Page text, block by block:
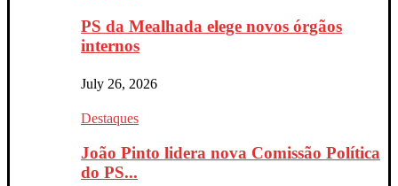
PS da Mealhada elege novos órgãos
internos
July 26, 2026
Destaques
João Pinto lidera nova Comissão Política
do PS...